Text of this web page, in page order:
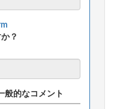
？
般的なコメント